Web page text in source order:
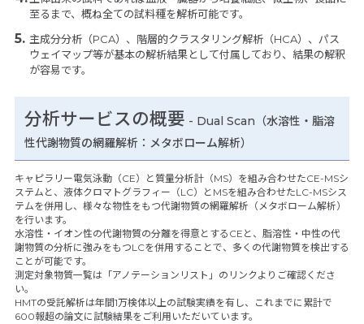
至るまで、概ね全ての試料種を解析可能です。
主成分分析（PCA）、階層的クラスタリング解析（HCA）、パス
ウェイマップ等が基本の解析結果として付属しており、結果の解釈
が容易です。
分析サービスの概要 - Dual Scan（水溶性・脂溶
性代謝物質の網羅解析：メタボローム解析）
キャピラリー電気泳動（CE）と質量分析計（MS）を組み合わせたCE-MSシ
ステムと、液体クロマトグラフィー（LC）とMSを組み合わせたLC-MSシス
テムを併用し、様々な物性をもつ代謝物質の網羅解析（メタボローム解析）
を行います。
水溶性・イオン性の代謝物質の分離を得意とするCEと、脂溶性・中性の代
謝物質の分析に強みをもつLCを併用することで、多くの代謝物質を検出する
ことが可能です。
測定対象物質一覧は「アノテーションリスト」のリンクよりご確認くださ
い。
HMTの受託解析は年間1万検体以上の試験実績を有し、これまでに累計で
600報超の論文に試験結果をご利用いただいています。